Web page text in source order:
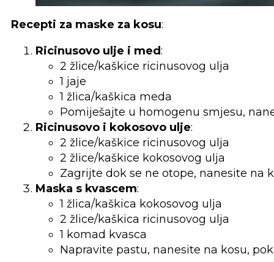
Recepti za maske za kosu:
Ricinusovo ulje i med:
2 žlice/kaškice ricinusovog ulja
1 jaje
1 žlica/kaškica meda
Pomiješajte u homogenu smjesu,
Ricinusovo i kokosovo ulje:
2 žlice/kaškice ricinusovog ulja
2 žlice/kaškice kokosovog ulja
Zagrijte dok se ne otope, nanesite na
Maska s kvascem:
1 žlica/kaškica kokosovog ulja
2 žlice/kaškica ricinusovog ulja
1 komad kvasca
Napravite pastu, nanesite na kosu,